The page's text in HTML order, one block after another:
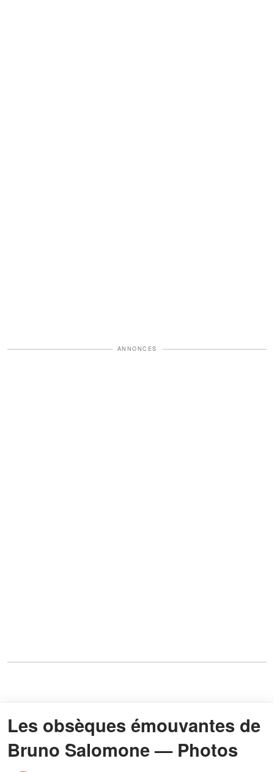
ANNONCES
Les obsèques émouvantes de
Bruno Salomone — Photos